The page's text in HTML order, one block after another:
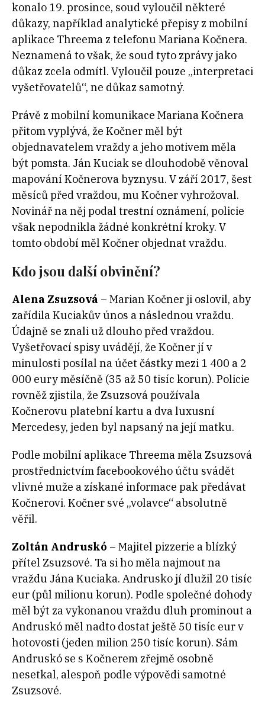
konalo 19. prosince, soud vyloučil některé
důkazy, například analytické přepisy z mobilní
aplikace Threema z telefonu Mariana Kočnera.
Neznamená to však, že soud tyto zprávy jako
důkaz zcela odmítl. Vyloučil pouze „interpretaci
vyšetřovatelů“, ne důkaz samotný.
Právě z mobilní komunikace Mariana Kočnera
přitom vyplývá, že Kočner měl být
objednavatelem vraždy a jeho motivem měla
být pomsta. Ján Kuciak se dlouhodobě věnoval
mapování Kočnerova byznysu. V září 2017, šest
měsíců před vraždou, mu Kočner vyhrožoval.
Novinář na něj podal trestní oznámení, policie
však nepodnikla žádné konkrétní kroky. V
tomto období měl Kočner objednat vraždu.
Kdo jsou další obvinění?
Alena Zsuzsová – Marian Kočner ji oslovil, aby
zařídila Kuciakův únos a následnou vraždu.
Údajně se znali už dlouho před vraždou.
Vyšetřovací spisy uvádějí, že Kočner jí v
minulosti posílal na účet částky mezi 1 400 a 2
000 eury měsíčně (35 až 50 tisíc korun). Policie
rovněž zjistila, že Zsuzsová používala
Kočnerovu platební kartu a dva luxusní
Mercedesy, jeden byl napsaný na její matku.
Podle mobilní aplikace Threema měla Zsuzsová
prostřednictvím facebookového účtu svádět
vlivné muže a získané informace pak předávat
Kočnerovi. Kočner své „volavce“ absolutně
věřil.
Zoltán Andruskó – Majitel pizzerie a blízký
přítel Zsuzsové. Ta si ho měla najmout na
vraždu Jána Kuciaka. Andrusko jí dlužil 20 tisíc
eur (půl milionu korun). Podle společné dohody
měl být za vykonanou vraždu dluh prominout a
Andruskó měl nadto dostat ještě 50 tisíc eur v
hotovosti (jeden milion 250 tisíc korun). Sám
Andruskó se s Kočnerem zřejmě osobně
nesetkal, alespoň podle výpovědi samotné
Zsuzsové.